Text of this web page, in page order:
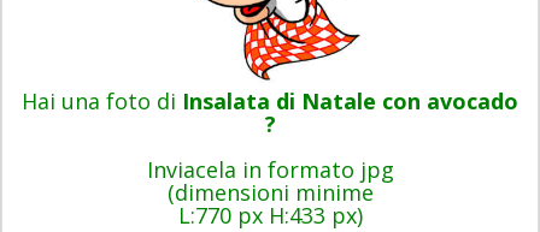
Hai una foto di Insalata di Natale con avocado
?
Inviacela in formato jpg
(dimensioni minime
L:770 px H:433 px)